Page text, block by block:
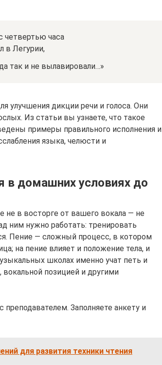
четвертью часа
в Легурии,
так и не вылавировали…»
улучшения дикции речи и голоса. Они
Из статьи вы узнаете, что такое
примеры правильного исполнения и
языка, челюсти и
в домашних условиях до
в восторге от вашего вокала — не
ним нужно работать: тренировать
Пение — сложный процесс, в котором
на пение влияет и положение тела, и
школах именно учат петь и
позицией и другими
Заполняете анкету и
для развития техники чтения